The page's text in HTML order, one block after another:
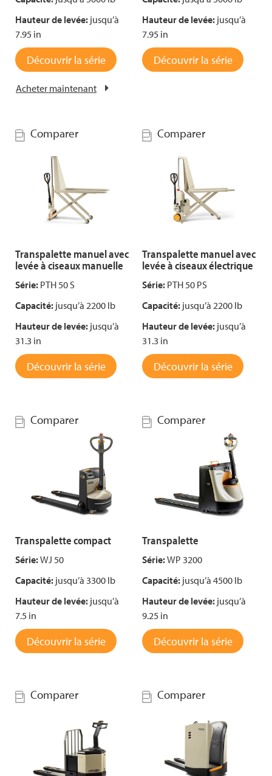
Hauteur de levée: jusqu’à
7.95 in
Découvrir la série
Acheter maintenant
Hauteur de levée: jusqu’à
7.95 in
Découvrir la série
Comparer
Transpalette manuel avec
levée à ciseaux manuelle
Série: PTH 50 S
Capacité: jusqu’à 2200 lb
Hauteur de levée: jusqu’à
31.3 in
Découvrir la série
Comparer
Transpalette manuel avec
levée à ciseaux électrique
Série: PTH 50 PS
Capacité: jusqu’à 2200 lb
Hauteur de levée: jusqu’à
31.3 in
Découvrir la série
Comparer
Transpalette compact
Série:WJ 50
Capacité: jusqu’à 3300 lb
Hauteur de levée: jusqu’à
7.5 in
Découvrir la série
Comparer
Transpalette
Série:WP 3200
Capacité: jusqu’à 4500 lb
Hauteur de levée: jusqu’à
9.25 in
Découvrir la série
Comparer Comparer